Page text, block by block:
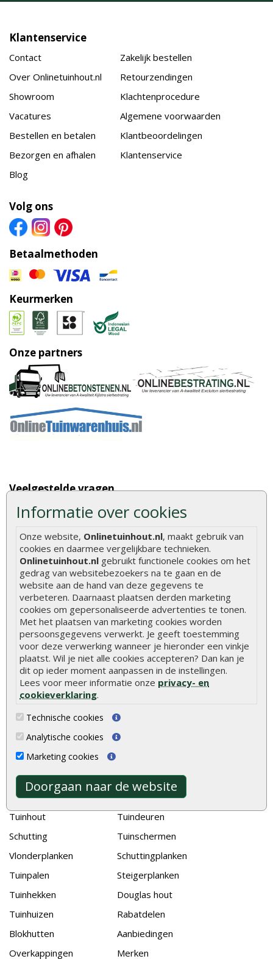
Informatie over cookies
Onze website, Onlinetuinhout.nl, maakt gebruik van
cookies en daarmee vergelijkbare technieken.
Onlinetuinhout.nl gebruikt functionele cookies om het
gedrag van websitebezoekers na te gaan en de
website aan de hand van deze gegevens te
verbeteren. Daarnaast plaatsen derden marketing
cookies om gepersonaliseerde advertenties te tonen.
Met het plaatsen van marketing cookies worden
persoonsgegevens verwerkt. Je geeft toestemming
voor deze verwerking wanneer je hieronder een vinkje
plaatst. Wil je niet alle cookies accepteren? Dan kan je
dit op ieder moment aanpassen in de instellingen.
Lees voor meer informatie onze privacy- en
cookieverklaring.
Technische cookies
Analytische cookies
Marketing cookies
Doorgaan naar de website
Klantenservice
Contact
Over Onlinetuinhout.nl
Showroom
Vacatures
Bestellen en betalen
Bezorgen en afhalen
Blog
Zakelijk bestellen
Retourzendingen
Klachtenprocedure
Algemene voorwaarden
Klantbeoordelingen
Klantenservice
Volg ons
Betaalmethoden
Keurmerken
Onze partners
Veelgestelde vragen
Wat u moet weten over hout
Foto's en voorbeelden
Montage
Gekeurd hout
De fundering van een vlonder leggen
Hoe zelf een houten overkapping maken
Hoe zelf een vlonder leggen
Hoe betonpaal plaatsen
Hoe schutting plaatsen
Stijlvolle houtsoorten voor in de tuin
Duurzame tuin
Welke palen voor een schapenhek
Alle populaire categorieën
Tuinhout
Schutting
Vlonderplanken
Tuinpalen
Tuinhekken
Tuinhuizen
Blokhutten
Overkappingen
Tuindeuren
Tuinschermen
Schuttingplanken
Steigerplanken
Douglas hout
Rabatdelen
Aanbiedingen
Merken